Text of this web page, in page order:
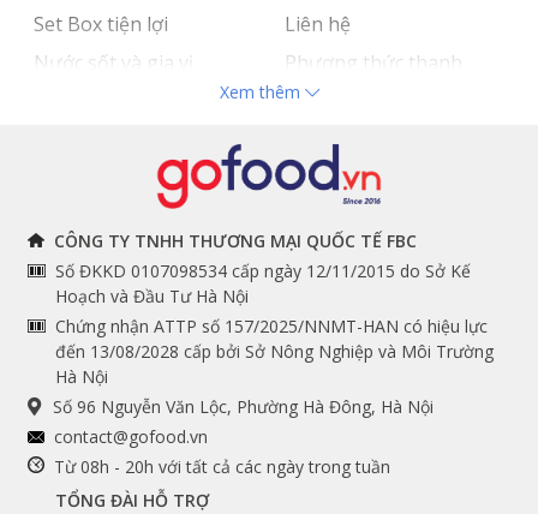
Set Box tiện lợi
Nước sốt và gia vị
Liên hệ
Phương thức thanh
toán
Tuyển dụng
THÔNG TIN
Chính sách và quy định
chung
Hướng dẫn đặt hàng
Cam kết chất lượng
THEO DÕI NGAY
Facebook
Instagram
Youtube
Tiktok
Shopee
Xem thêm
CÔNG TY TNHH THƯƠNG MẠI QUỐC TẾ FBC
Số ĐKKD 0107098534 cấp ngày 12/11/2015 do Sở Kế
Hoạch và Đầu Tư Hà Nội
Chứng nhận ATTP số 157/2025/NNMT-HAN có hiệu lực
đến 13/08/2028 cấp bởi Sở Nông Nghiệp và Môi Trường
Hà Nội
Số 96 Nguyễn Văn Lộc, Phường Hà Đông, Hà Nội
contact@gofood.vn
Từ 08h - 20h với tất cả các ngày trong tuần
TỔNG ĐÀI HỖ TRỢ